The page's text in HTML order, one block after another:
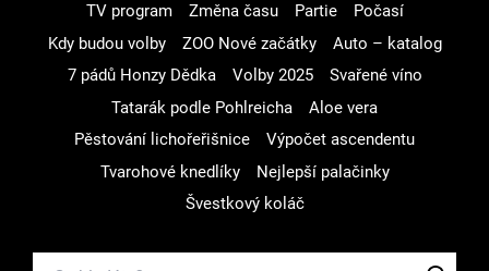
TV program
Změna času Partie
Počasí
Kdy budou volby
ZOO Nové začátky
Auto – katalog
7 pádů Honzy Dědka
Volby 2025
Svařené víno
Tatarák podle Pohlreicha
Aloe vera
Pěstování lichořeřišnice
Výpočet ascendentu
Tvarohové knedlíky
Nejlepší palačinky
Švestkový koláč